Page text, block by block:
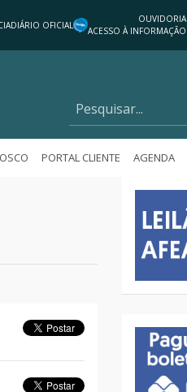
DIÁRIO OFICIAL
OUVIDORIA
ACESSO À INFORMAÇÃO
PORTAL CLIENTE AGENDA